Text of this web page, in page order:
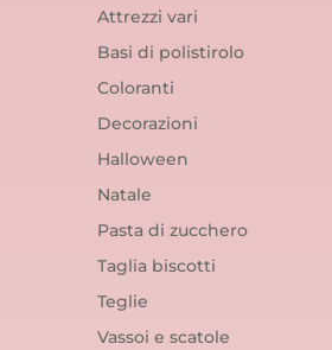
Attrezzi vari
Basi di polistirolo
Coloranti
Decorazioni
Halloween
Natale
Pasta di zucchero
Taglia biscotti
Teglie
Vassoi e scatole